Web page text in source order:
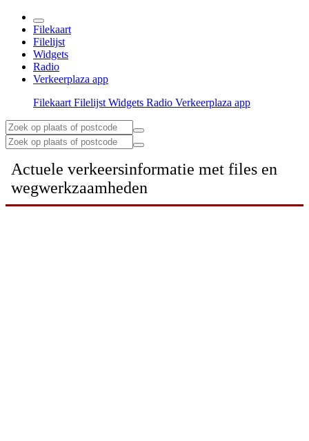
Filekaart
Filelijst
Widgets
Radio
Verkeerplaza app
Filekaart Filelijst Widgets Radio Verkeerplaza app
Actuele verkeersinformatie met files en
wegwerkzaamheden